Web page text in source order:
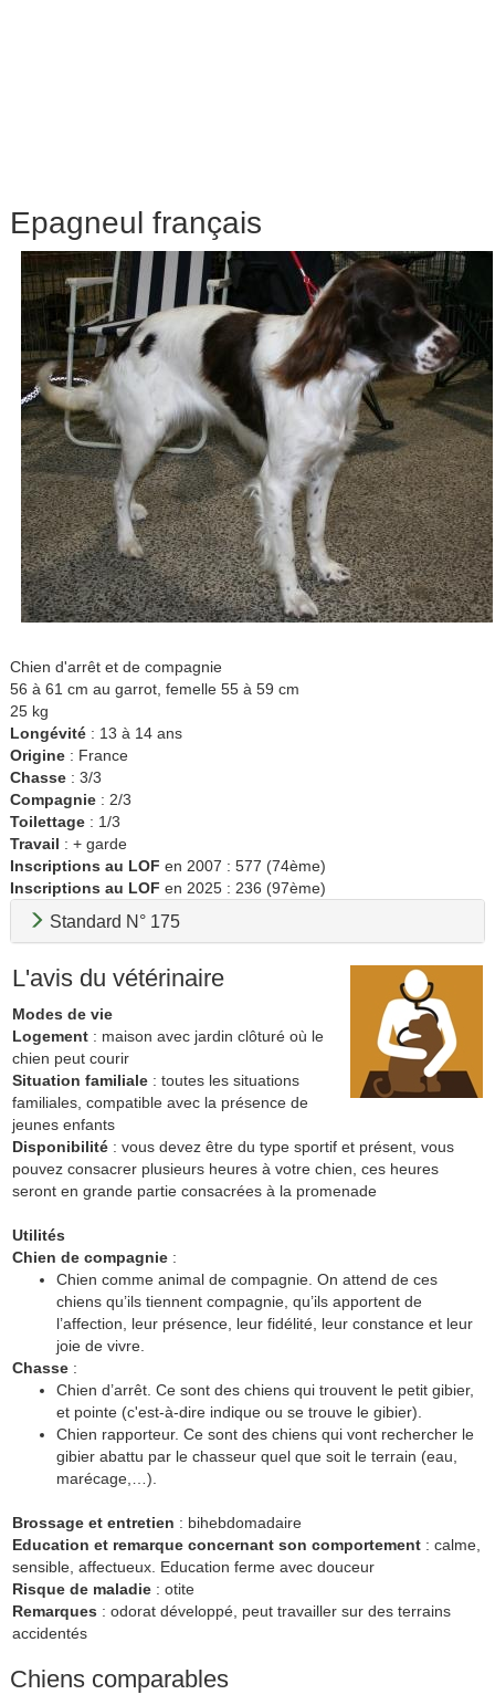
Epagneul français
Chien d'arrêt et de compagnie
56 à 61 cm au garrot, femelle 55 à 59 cm
25 kg
Longévité: 13 à 14 ans
Origine: France
Chasse: 3/3
Compagnie: 2/3
Toilettage: 1/3
Travail : + garde
Inscriptions au LOF en 2007 : 577 (74ème)
Inscriptions au LOF en 2025 : 236 (97ème)
Standard N° 175
L'avis du vétérinaire
Modes de vie
Logement: maison avec jardin clôturé où le
chien peut courir
Situation familiale: toutes les situations
familiales, compatible avec la présence de
jeunes enfants
Disponibilité: vous devez être du type sportif et présent, vous
pouvez consacrer plusieurs heures à votre chien, ces heures
seront en grande partie consacrées à la promenade
Utilités
Chien de compagnie:
Chien comme animal de compagnie. On attend de ces
chiens qu’ils tiennent compagnie, qu’ils apportent de
l’affection, leur présence, leur fidélité, leur constance et leur
joie de vivre.
Chasse:
Chien d’arrêt. Ce sont des chiens qui trouvent le petit gibier,
et pointe (c'est-à-dire indique ou se trouve le gibier).
Chien rapporteur. Ce sont des chiens qui vont rechercher le
gibier abattu par le chasseur quel que soit le terrain (eau,
marécage,…).
Brossage et entretien : bihebdomadaire
Education et remarque concernant son comportement: calme,
sensible, affectueux. Education ferme avec douceur
Risque de maladie: otite
Remarques : odorat développé, peut travailler sur des terrains
accidentés
Chiens comparables